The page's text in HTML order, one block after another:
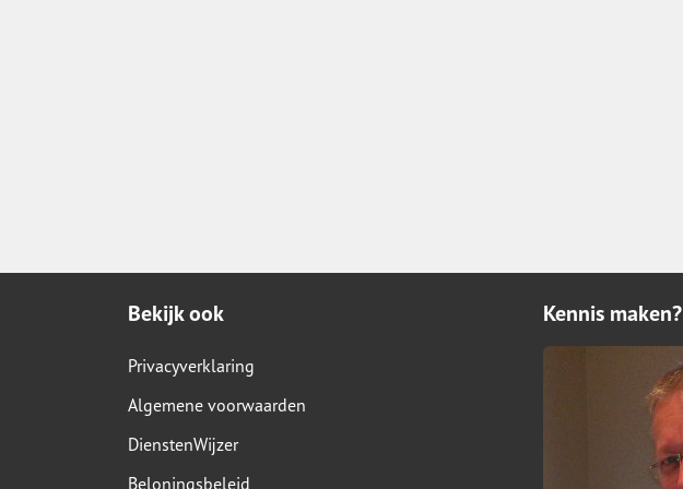
Bekijk ook
Privacyverklaring
Algemene voorwaarden
DienstenWijzer
Beloningsbeleid
Kennis maken?